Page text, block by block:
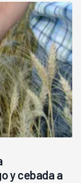
y cebada a